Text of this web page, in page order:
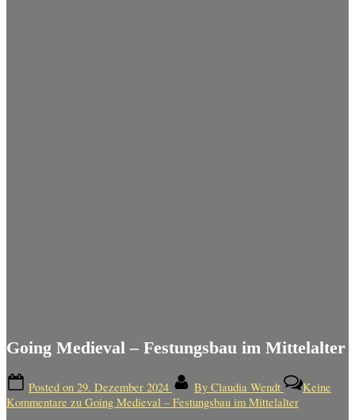
Going Medieval – Festungsbau im Mittelalter
Posted on 29. Dezember 2024 By Claudia Wendt
Keine
Kommentare zu Going Medieval – Festungsbau im Mittelalter